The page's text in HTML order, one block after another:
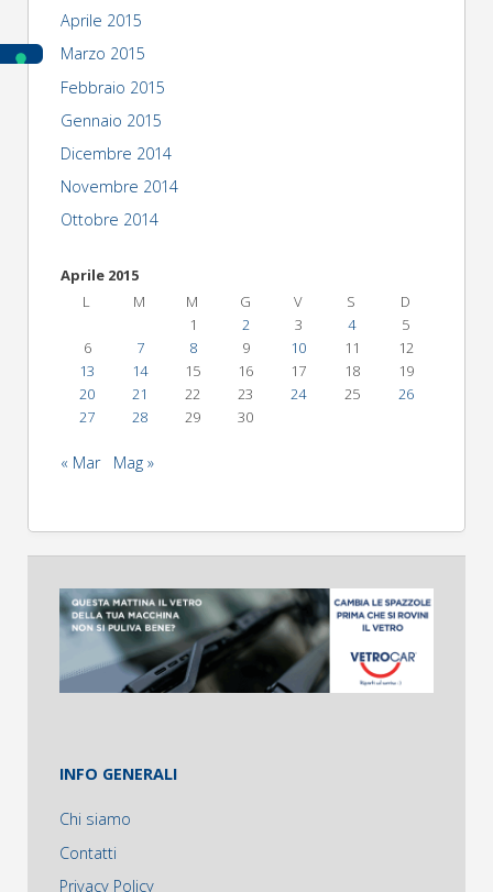
Aprile 2015
Marzo 2015
Febbraio 2015
Gennaio 2015
Dicembre 2014
Novembre 2014
Ottobre 2014
Aprile 2015
L
M M G V S
D
1
2 3 4
5
6
7 8 9 10 11
12
13
14 15 16 17 18
19
20
21 22 23 24 25
26
27
28 29 30
« Mar Mag »
INFO GENERALI
Chi siamo
Contatti
Privacy Policy